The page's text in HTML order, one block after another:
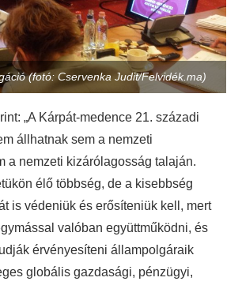
(fotó: Cservenka Judit/Felvidék.ma)
„A Kárpát-medence 21. századi
állhatnak sem a nemzeti
a nemzeti kizárólagosság talaján.
élő többség, de a kisebbség
is védeniük és erősíteniük kell, mert
valóban együttműködni, és
érvényesíteni állampolgáraik
globális gazdasági, pénzügyi,